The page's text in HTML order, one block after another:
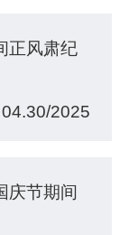
正风肃纪
04.30/2025
庆节期间